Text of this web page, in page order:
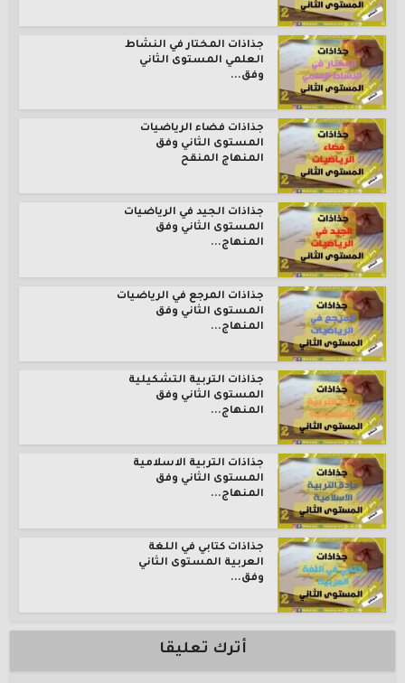
جذاذات المختار في النشاط
العلمي المستوى الثاني
وفق...
جذاذات فضاء الرياضيات
المستوى الثاني وفق
المنهاج المنقح
جذاذات الجيد في الرياضيات
المستوى الثاني وفق
المنهاج...
جذاذات المرجع في الرياضيات
المستوى الثاني وفق
المنهاج...
جذاذات التربية التشكيلية
المستوى الثاني وفق
المنهاج...
جذاذات التربية الاسلامية
المستوى الثاني وفق
المنهاج...
جذاذات كتابي في اللغة
العربية المستوى الثاني
وفق...
أترك تعليقا